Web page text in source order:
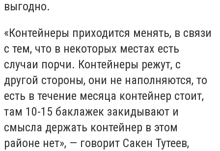
выгодно.
«Контейнеры приходится менять, в связи
с тем, что в некоторых местах есть
случаи порчи. Контейнеры режут, с
другой стороны, они не наполняются, то
есть в течение месяца контейнер стоит,
там 10-15 баклажек закидывают и
смысла держать контейнер в этом
районе нет», — говорит Сакен Тутеев,